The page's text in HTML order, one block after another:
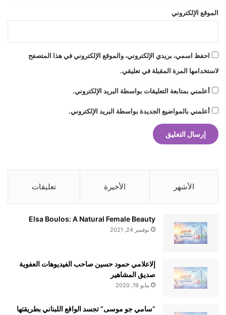
الموقع الإلكتروني
احفظ اسمي، بريدي الإلكتروني، والموقع الإلكتروني في هذا المتصفح
لاستخدامها المرة المقبلة في تعليقي.
أعلمني بمتابعة التعليقات بواسطة البريد الإلكتروني.
أعلمني بالمواضيع الجديدة بواسطة البريد الإلكتروني.
الأشهر الأخيرة تعليقات
Elsa Boulos: A Natural Female Beauty
نوفمبر 24, 2021
إلاعلامي حمود حسين صاحب الفيديوهات العفوية
صديق المشاهير
مايو 19, 2020
“سامي جو موسى” تجسد الواقع اللبناني بطريقتها